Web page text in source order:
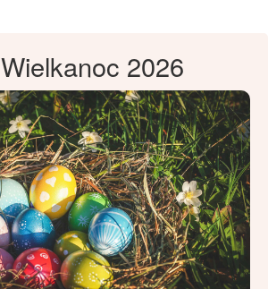
Wielkanoc 2026